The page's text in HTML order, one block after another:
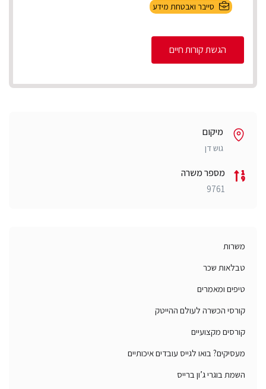
סייבר ואבטחת מידע
הגשת קורות חיים
מיקום
גוש דן
מספר משרה
9761
משרות
טבלאות שכר
טיפים ומאמרים
קורסי הכשרה לעולם ההייטק
קורסים מקצועיים
מעסיקים? בואו לגייס עובדים איכותיים
השמת בוגרי ג’ון ברייס